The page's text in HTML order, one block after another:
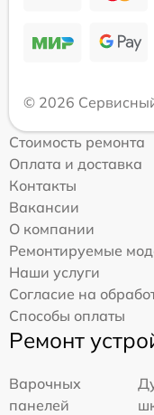
© 2026
Стоимость ремонта
Оплата и доставка
Контакты
Вакансии
О компании
Ремонтируемые
Наши услуги
Согласие на
Способы оплаты
Ремонт
Варочных
панелей